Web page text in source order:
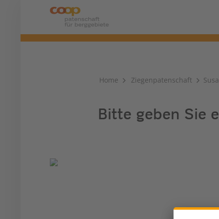
Home Ziegenpatenschaft
Bitte geben Sie